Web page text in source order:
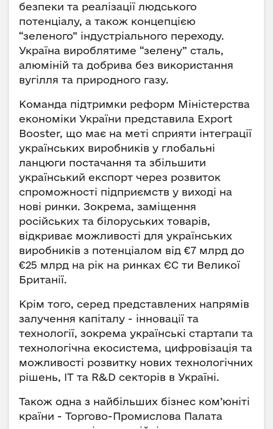
безпеки та реалізації людського
потенціалу, а також концепцією
“зеленого” індустріального переходу.
Україна вироблятиме “зелену” сталь,
алюміній та добрива без використання
вугілля та природного газу.
Команда підтримки реформ Міністерства
економіки України представила Export
Booster, що має на меті сприяти інтеграції
українських виробників у глобальні
ланцюги постачання та збільшити
український експорт через розвиток
спроможності підприємств у виході на
нові ринки. Зокрема, заміщення
російських та білоруських товарів,
відкриває можливості для українських
виробників з потенціалом від €7 млрд до
€25 млрд на рік на ринках ЄС ти Великої
Британії.
Крім того, серед представлених напрямів
залучення капіталу - інновації та
технології, зокрема українські стартапи та
технологічна екосистема, цифровізація та
можливості розвитку нових технологічних
рішень, IT та R&D секторів в Україні.
Також одна з найбільших бізнес ком’юніті
країни - Торгово-Промислова Палата